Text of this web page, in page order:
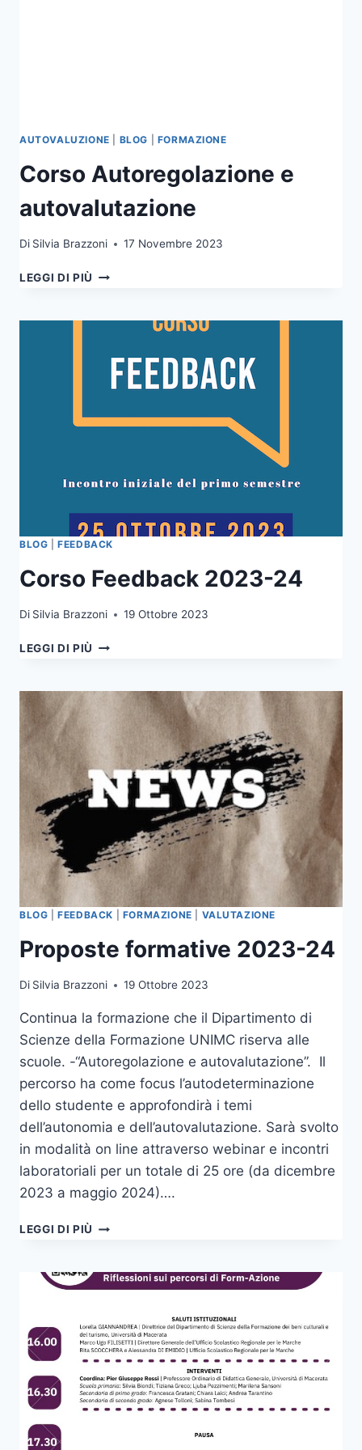
AUTOVALUZIONE BLOG FORMAZIONE
Corso Autoregolazione e
autovalutazione
Di Silvia Brazzoni 17 Novembre 2023
LEGGI DI PIÙ CORSO
AUTOVALUTAZIONE
BLOG |FEEDBACK
Corso Feedback 2023-24
Di Silvia Brazzoni 19 Ottobre 2023
LEGGI DI PIÙ CORSO
24
BLOG |FEEDBACK FORMAZIONE VALUTAZIONE
Proposte formative 2023-24
Di Silvia Brazzoni 19 Ottobre 2023
Continua la formazione che il Dipartimento di
Scienze della Formazione UNIMC riserva alle
scuole. -“Autoregolazione e autovalutazione”. Il
percorso ha come focus l’autodeterminazione
dello studente e approfondirà i temi
dell’autonomia e dell’autovalutazione. Sarà svolto
in modalità on line attraverso webinar e incontri
laboratoriali per un totale di 25 ore (da dicembre
2023 a maggio 2024)….
LEGGI DI PIÙ PROPOSTE
24